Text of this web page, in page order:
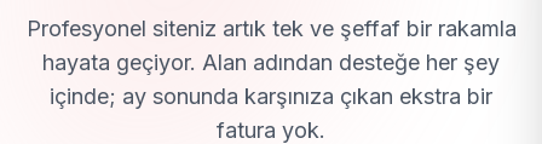
Profesyonel siteniz artık tek ve şeffaf bir rakamla
hayata geçiyor. Alan adından desteğe her şey
içinde; ay sonunda karşınıza çıkan ekstra bir
fatura yok.